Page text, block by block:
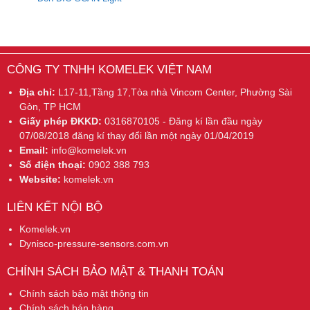
CÔNG TY TNHH KOMELEK VIỆT NAM
Địa chỉ: L17-11,Tầng 17,Tòa nhà Vincom Center, Phường Sài
Gòn, TP HCM
Giấy phép ĐKKD: 0316870105 - Đăng kí lần đầu ngày
07/08/2018 đăng kí thay đổi lần một ngày 01/04/2019
Email: info@komelek.vn
Số điện thoại: 0902 388 793
Website: komelek.vn
LIÊN KẾT NỘI BỘ
Komelek.vn
Dynisco-pressure-sensors.com.vn
CHÍNH SÁCH BẢO MẬT & THANH TOÁN
Chính sách bảo mật thông tin